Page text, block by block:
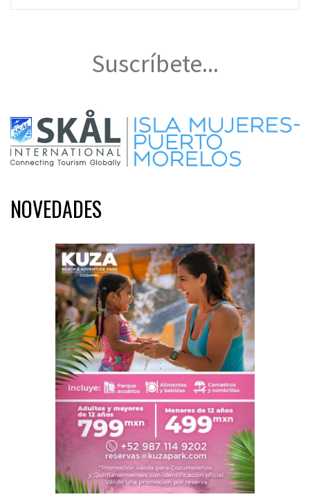
Suscríbete...
NOVEDADES